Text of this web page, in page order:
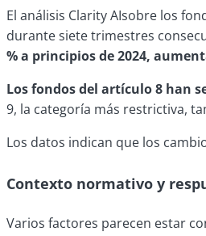
El análisis Clarity AIsobre los
durante siete trimestres
% a principios de 2024,
Los fondos del artículo 8 han
9, la categoría más restrictiva,
Los datos indican que los
Contexto normativo y
Varios factores parecen estar